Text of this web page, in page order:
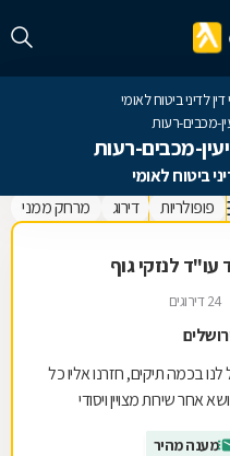
דין לדיני ביטוח לאומי
מכבים-רעות
מכבים-רעות
פופולריות דירוג מרחק ממני
עו"ד לנזקי גוף
24 דירוגים
לנו בכמה תיקים, חזרנו אליו כל
אחר שירות מצויין ויסודי
מענה מהיר